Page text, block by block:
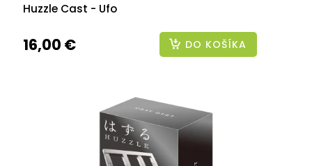
Huzzle Cast - Ufo
16,00 € DO KOŠÍKA